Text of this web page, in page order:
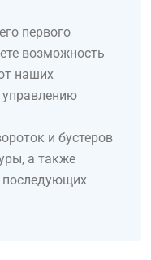
первого
возможность
наших
управлению
и бустеров
а также
последующих